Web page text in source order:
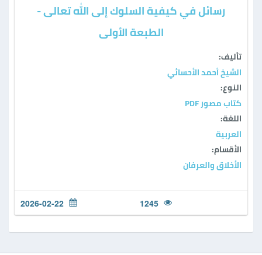
رسائل في كيفية السلوك إلى الله تعالى -
الطبعة الأولى
تأليف:
الشيخ أحمد الأحسائي
النوع:
كتاب مصور PDF
اللغة:
العربية
الأقسام:
الأخلاق والعرفان
1245
2026-02-22